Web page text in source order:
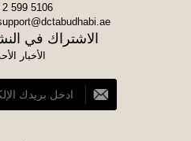
599 5106
الاشتراك في
الأخبار